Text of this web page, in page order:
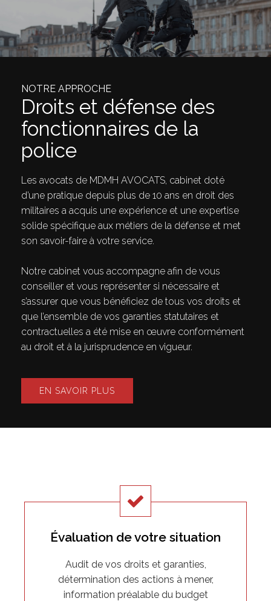
NOTRE APPROCHE
Droits et défense des
fonctionnaires de la
police
Les avocats de MDMH AVOCATS, cabinet doté
d’une pratique depuis plus de 10 ans en droit des
militaires a acquis une expérience et une expertise
solide spécifique aux métiers de la défense et met
son savoir-faire à votre service.
Notre cabinet vous accompagne afin de vous
conseiller et vous représenter si nécessaire et
s’assurer que vous bénéficiez de tous vos droits et
que l’ensemble de vos garanties statutaires et
contractuelles a été mise en œuvre conformément
au droit et à la jurisprudence en vigueur.
EN SAVOIR PLUS
Évaluation de votre situation
Audit de vos droits et garanties,
détermination des actions à mener,
information préalable du budget